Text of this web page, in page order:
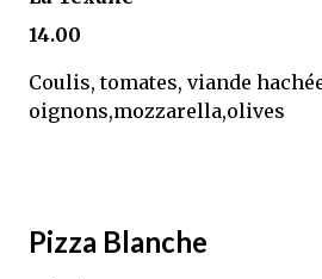
14.00
Coulis, tomates, viande
oignons,mozzarella,olives
Pizza Blanche